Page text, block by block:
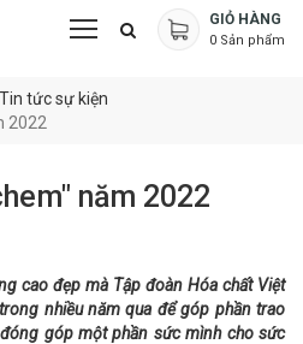
GIỎ HÀNG
0 Sản phẩm
Tin tức sự kiện
2022
năm 2022
cao đẹp mà Tập đoàn Hóa chất Việt
nhiều năm qua để góp phần trao
góp một phần sức mình cho sức